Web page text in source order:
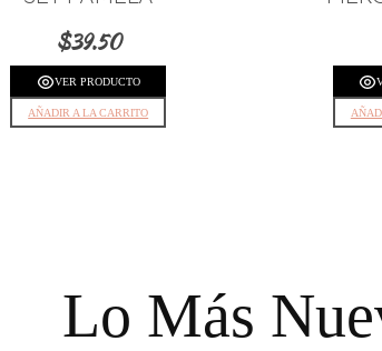
$39.50
VER PRODUCTO
AÑADIR A LA CARRITO
Lo Más